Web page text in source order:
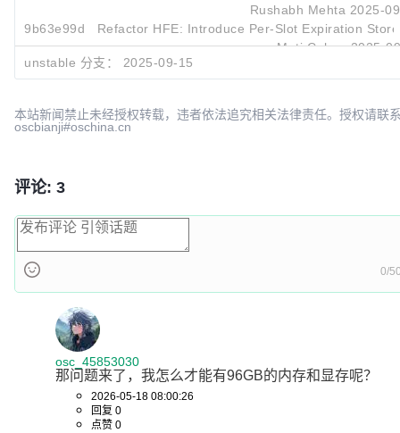
Rushabh Mehta 2025-
9b63e99d
Refactor HFE: Introduce Per-Slot Expiration
Moti Cohen 2025-
fb32174b
Fix Active Defrag HFE with large_ebrax test
unstable 分支： 2025-09-15
本站新闻禁止未经授权转载，违者依法追究相关法律责任。授权请联
oscbianji#oschina.cn
评论: 3
0/
osc_45853030
那问题来了，我怎么才能有96GB的内存和显存呢？
2026-05-18 08:00:26
回复 0
点赞 0